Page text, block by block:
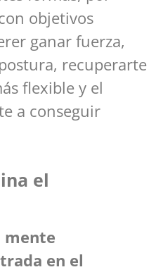
objetivos
ganar fuerza,
recuperarte
flexible y el
a conseguir
el
mente
en el